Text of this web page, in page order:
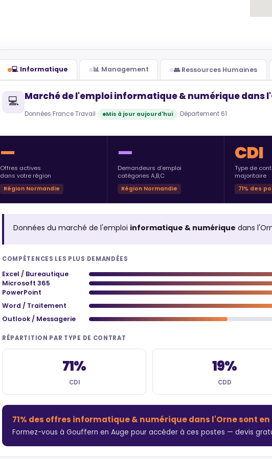
💻 Informatique 📊 Management 👥 Ressources Humaines
💻 Marché de l'emploi informatique & numérique dans
Données France Travail · Mis à jour aujourd'hui · Département 61
—
Offres actives
dans votre région
Région Normandie
—
Demandeurs d'emploi
catégories A,B,C
Région Normandie
CDI
Type de
majoritaire
71% des
Données du marché de l'emploi informatique & numérique dans
COMPÉTENCES LES PLUS DEMANDÉES
Excel / Bureautique
Microsoft 365
PowerPoint
Word / Traitement
Outlook / Messagerie
RÉPARTITION PAR TYPE DE CONTRAT
71%
CDI
19%
CDD
71% des offres informatique & numérique dans l'Orne sont en
Formez-vous à Gouffern en Auge pour accéder à ces postes — devis